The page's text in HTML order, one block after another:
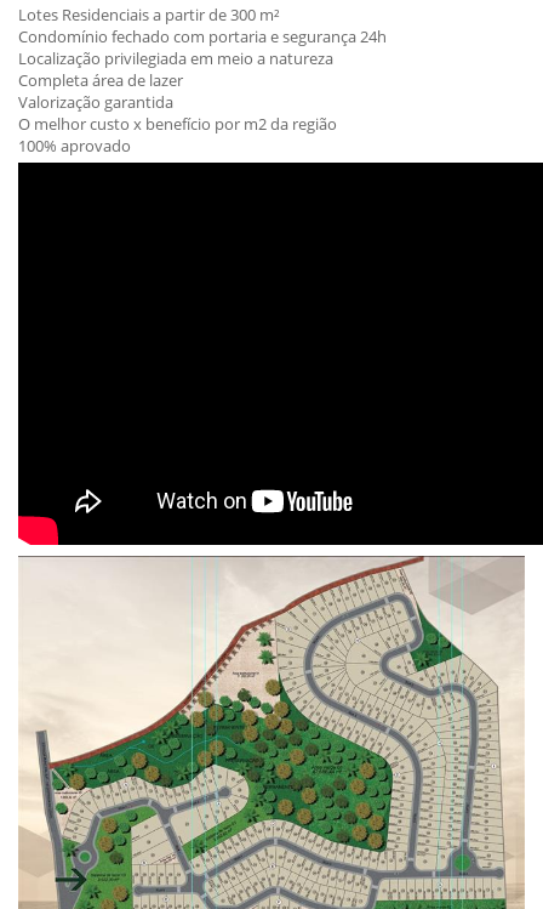
Lotes Residenciais a partir de 300 m²
Condomínio fechado com portaria e segurança 24h
Localização privilegiada em meio a natureza
Completa área de lazer
Valorização garantida
O melhor custo x benefício por m2 da região
100% aprovado